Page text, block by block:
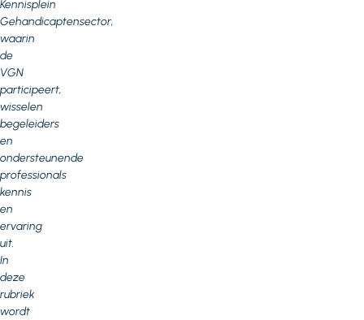
Kennisplein
Gehandicaptensector,
waarin
de
VGN
participeert,
wisselen
begeleiders
en
ondersteunende
professionals
kennis
en
ervaring
uit.
In
deze
rubriek
wordt